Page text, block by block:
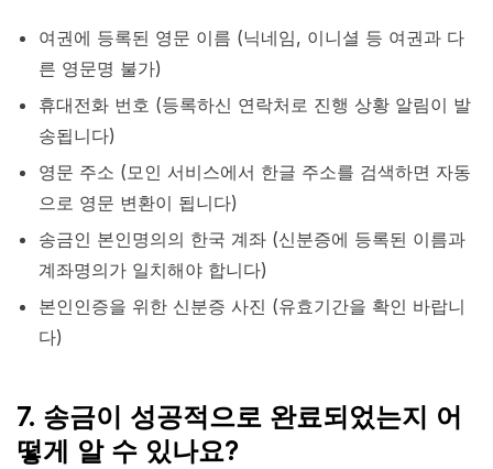
여권에 등록된 영문 이름 (닉네임, 이니셜 등 여권과 다
른 영문명 불가)
휴대전화 번호 (등록하신 연락처로 진행 상황 알림이 발
송됩니다)
영문 주소 (모인 서비스에서 한글 주소를 검색하면 자동
으로 영문 변환이 됩니다)
송금인 본인명의의 한국 계좌 (신분증에 등록된 이름과
계좌명의가 일치해야 합니다)
본인인증을 위한 신분증 사진 (유효기간을 확인 바랍니
다)
7. 송금이 성공적으로 완료되었는지 어
떻게 알 수 있나요?